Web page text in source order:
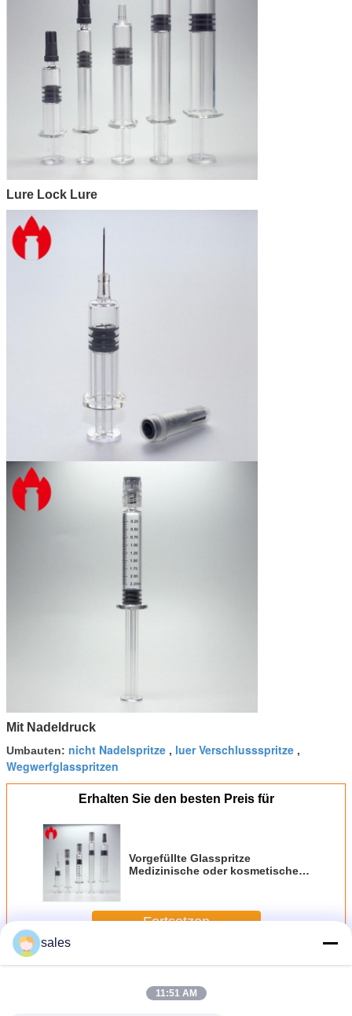
Lure Lock Lure
Mit Nadeldruck
Umbauten: nicht Nadelspritze , luer Verschlussspritze ,
Wegwerfglasspritzen
Erhalten Sie den besten Preis für
Vorgefüllte Glasspritze
Medizinische oder kosmetische
Fortsetzen
MehrGlas Prefilled Spritzen
sales
11:51 AM